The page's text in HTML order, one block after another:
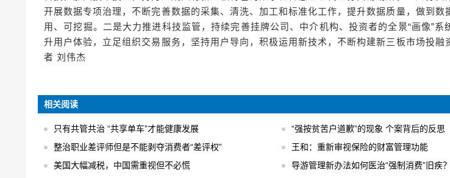
开展数据专项治理，不断完善数据的采集、清洗、加工和标准化工作，提升数据质量，做到数
用、可挖掘。二是大力推进科技监管，持续完善挂牌公司、中介机构、投资者的全景“画像”系
升用户体验，立足组织交易服务，坚持用户导向，积极运用新技术，不断构建新三板市场投融
者 刘伟杰
相关阅读
只有共管共治 “共享单车”才能健康发展
“强按贫苦户道歉”的现象 个案背后的反思
整治职业差评师但是不能剥夺消费者“差评权”
王和：重新审视保险的财富管理功能
美国大幅减税，中国需重视但不必慌
导游管理新办法如何医治“强制消费”旧疾？